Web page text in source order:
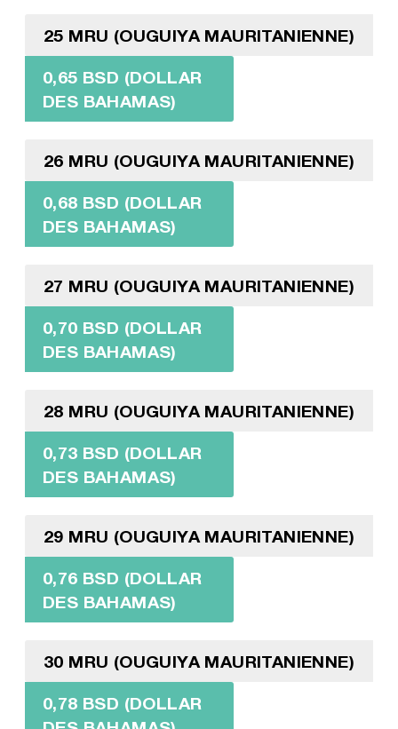
25 MRU (OUGUIYA MAURITANIENNE)
0,65 BSD (DOLLAR
DES BAHAMAS)
26 MRU (OUGUIYA MAURITANIENNE)
0,68 BSD (DOLLAR
DES BAHAMAS)
27 MRU (OUGUIYA MAURITANIENNE)
0,70 BSD (DOLLAR
DES BAHAMAS)
28 MRU (OUGUIYA MAURITANIENNE)
0,73 BSD (DOLLAR
DES BAHAMAS)
29 MRU (OUGUIYA MAURITANIENNE)
0,76 BSD (DOLLAR
DES BAHAMAS)
30 MRU (OUGUIYA MAURITANIENNE)
0,78 BSD (DOLLAR